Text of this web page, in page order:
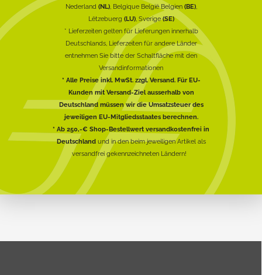
Nederland (NL), Belgique België Belgien (BE),
Lëtzebuerg (LU), Sverige(SE)
* Lieferzeiten gelten für Lieferungen innerhalb
Deutschlands, Lieferzeiten für andere Länder
entnehmen Sie bitte der Schaltfläche mit den
Versandinformationen
* Alle Preise inkl. MwSt. zzgl. Versand. Für EU-
Kunden mit Versand-Ziel ausserhalb von
Deutschland müssen wir die Umsatzsteuer des
jeweiligen EU-Mitgliedsstaates berechnen.
* Ab 250,-€ Shop-Bestellwert versandkostenfrei in
Deutschlandund in den beim jeweiligen Artikel als
versandfrei gekennzeichneten Ländern!